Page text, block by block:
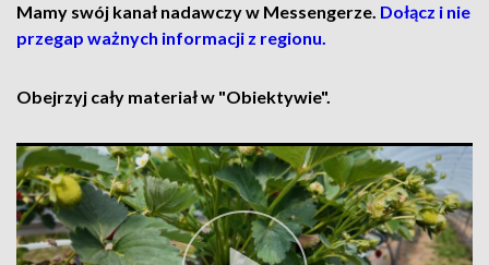
Mamy swój kanał nadawczy w Messengerze. Dołącz i nie
przegap ważnych informacji z regionu.
Obejrzyj cały materiał w "Obiektywie".